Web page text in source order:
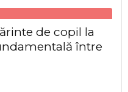
de copil la
între